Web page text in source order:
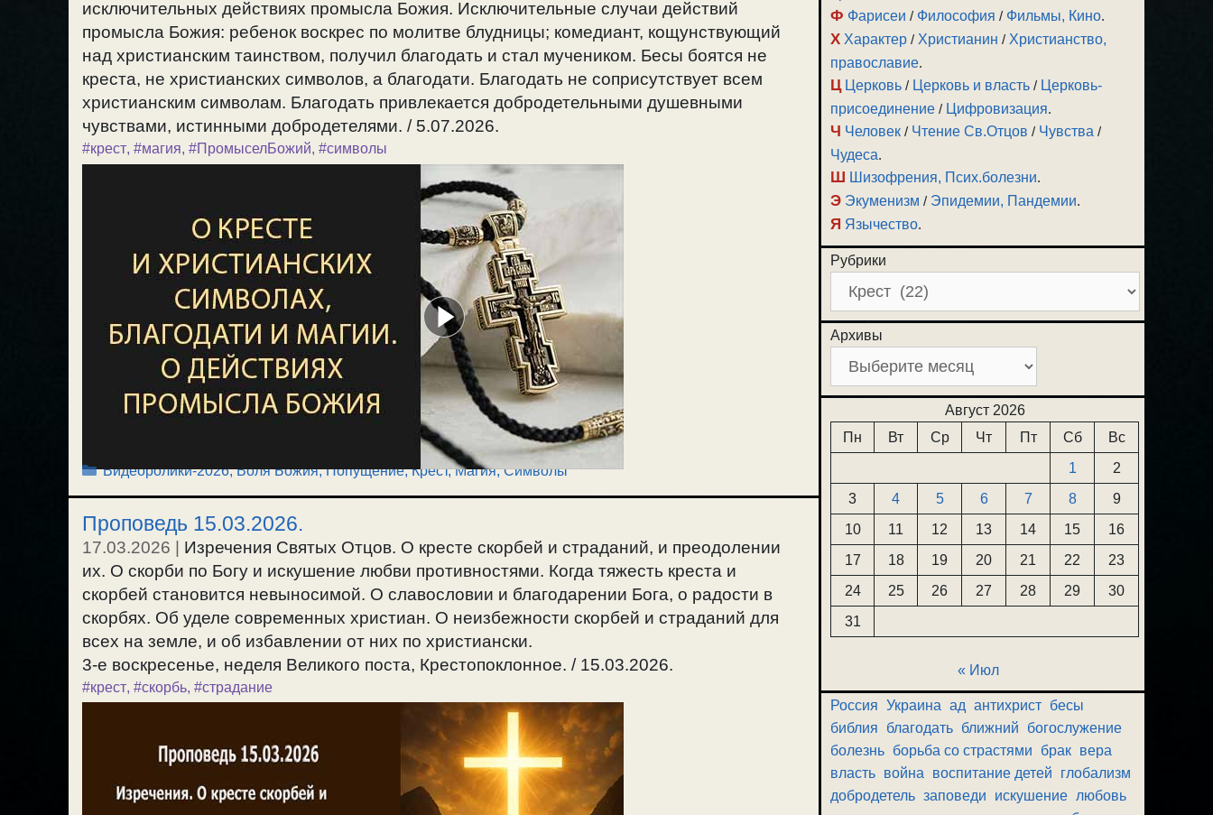
исключительных действиях промысла Божия. Исключительные случаи действий
промысла Божия: ребенок воскрес по молитве блудницы; комедиант, кощунствующий
над христианским таинством, получил благодать и стал мучеником. Бесы боятся не
креста, не христианских символов, а благодати. Благодать не соприсутствует всем
христианским символам. Благодать привлекается добродетельными душевными
чувствами, истинными добродетелями. / 5.07.2026.
#крест, #магия, #ПромыселБожий, #символы
Рубрики
Видеоролики-2026,Воля Божия, Попущение,Крест,Магия,Символы
Проповедь 15.03.2026.
17.03.2026 | Изречения Святых Отцов. О кресте скорбей и страданий, и преодолении
их. О скорби по Богу и искушение любви противностями. Когда тяжесть креста и
скорбей становится невыносимой. О славословии и благодарении Бога, о радости в
скорбях. Об уделе современных христиан. О неизбежности скорбей и страданий для
всех на земле, и об избавлении от них по христиански.
3-е воскресенье, неделя Великого поста, Крестопоклонное. / 15.03.2026.
#крест, #скорбь, #страдание
Ф Фарисеи / Философия / Фильмы, Кино.
Х Характер / Христианин / Христианство,
православие.
Ц Церковь / Церковь и власть / Церковь-
присоединение / Цифровизация.
Ч Человек / Чтение Св.Отцов / Чувства /
Чудеса.
Ш Шизофрения, Псих.болезни.
Э Экуменизм / Эпидемии, Пандемии.
Я Язычество.
Рубрики
Архивы
Август 2026
Пн
Вт Ср Чт Пт Сб
Вс
1
2
3
4 5 6 7 8
9
10
11 12 13 14 15
16
17
18 19 20 21 22
23
24
25 26 27 28 29
30
31
« Июл
Россия Украина ад антихрист бесы
библия
благодать ближний
богослужение
болезнь борьба со страстями брак вера
власть война воспитание детей
глобализм
добродетель заповеди искушение любовь